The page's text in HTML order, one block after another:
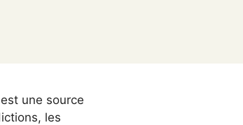
une source
les